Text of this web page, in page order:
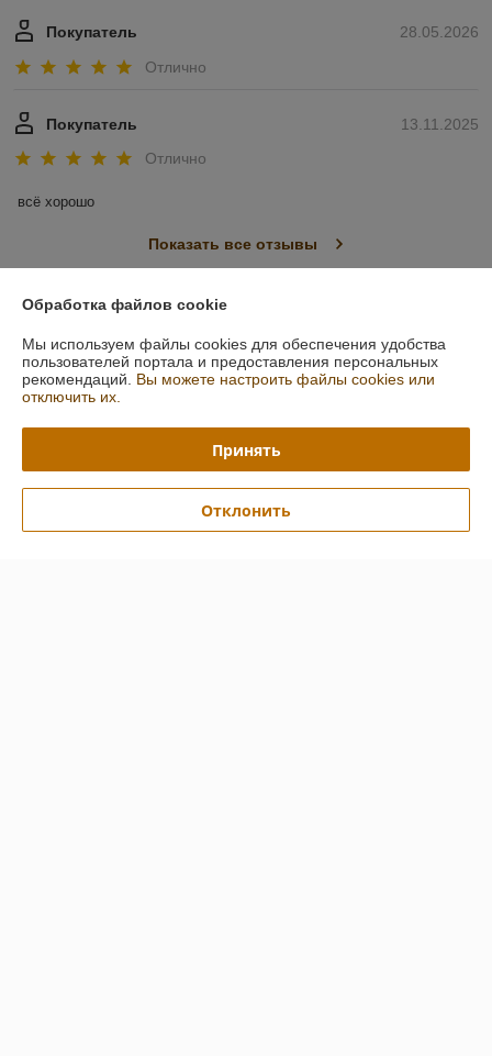
28.05.2026
Покупатель
Отлично
13.11.2025
Покупатель
Отлично
всё хорошо
Показать все отзывы
О нас
Контакты
График работы
Обработка файлов cookie
Мы используем файлы cookies для обеспечения удобства
пользователей портала и предоставления персональных
рекомендаций. Вы можете настроить файлы cookies или
отключить их.
Принять
Отклонить